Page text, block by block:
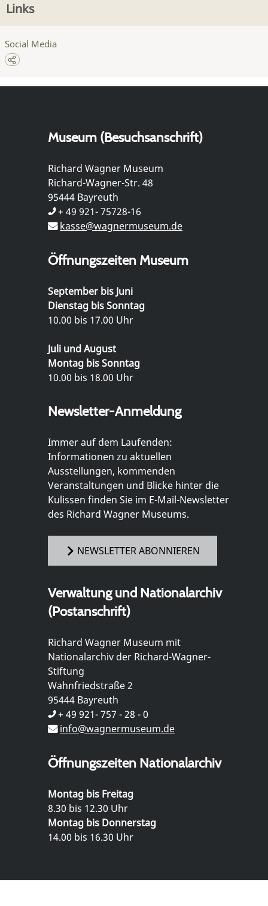
Links
Social Media
Museum (Besuchsanschrift)
Richard Wagner Museum
Richard-Wagner-Str. 48
95444 Bayreuth
+ 49 921- 75728-16
kasse@wagnermuseum.de
Öffnungszeiten Museum
September bis Juni
Dienstag bis Sonntag
10.00 bis 17.00 Uhr
Juli und August
Montag bis Sonntag
10.00 bis 18.00 Uhr
Newsletter-Anmeldung
Immer auf dem Laufenden:
Informationen zu aktuellen
Ausstellungen, kommenden
Veranstaltungen und Blicke hinter die
Kulissen finden Sie im E-Mail-Newsletter
des Richard Wagner Museums.
NEWSLETTER ABONNIEREN
Verwaltung und Nationalarchiv
(Postanschrift)
Richard Wagner Museum mit
Nationalarchiv der Richard-Wagner-
Stiftung
Wahnfriedstraße 2
95444 Bayreuth
+ 49 921- 757 - 28 - 0
info@wagnermuseum.de
Öffnungszeiten Nationalarchiv
Montag bis Freitag
8.30 bis 12.30 Uhr
Montag bis Donnerstag
14.00 bis 16.30 Uhr